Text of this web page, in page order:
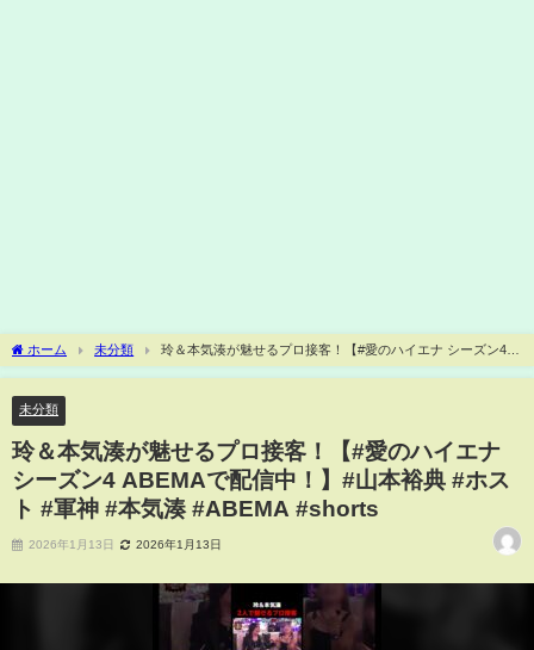
ホーム 未分類
玲＆本気湊が魅せるプロ接客！【#愛のハイエナ シーズン4
ABEMAで配信中！】#山本裕典 #ホスト #軍神 #本気湊 #ABEMA #shorts
未分類
玲＆本気湊が魅せるプロ接客！【#愛のハイエナ
シーズン4 ABEMAで配信中！】#山本裕典 #ホス
ト #軍神 #本気湊 #ABEMA #shorts
2026年1月13日 2026年1月13日